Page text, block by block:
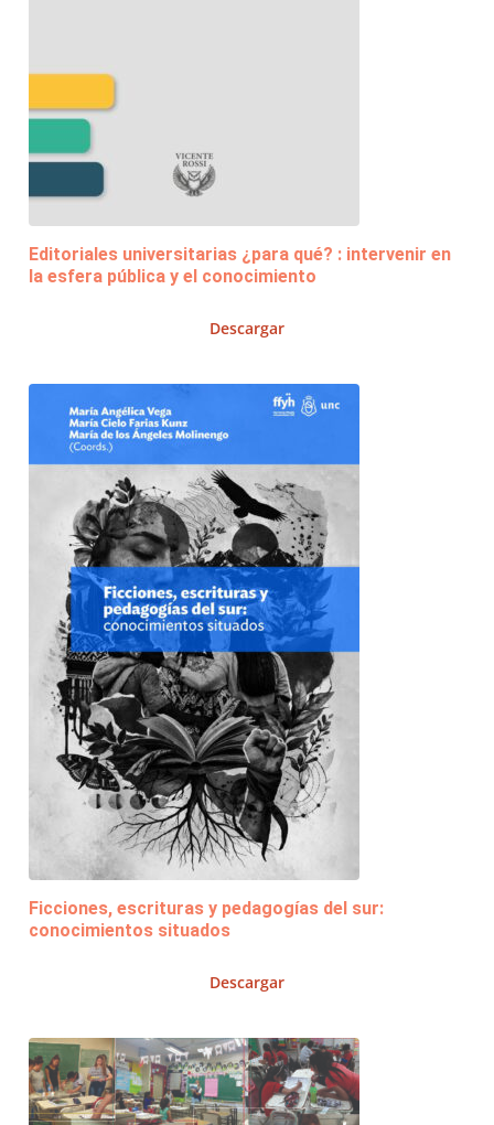
Editoriales universitarias ¿para qué? : intervenir en
la esfera pública y el conocimiento
Descargar
Ficciones, escrituras y pedagogías del sur:
conocimientos situados
Descargar